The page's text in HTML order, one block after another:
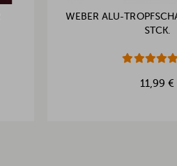
WEBER ALU-
TCK.
11,99 €